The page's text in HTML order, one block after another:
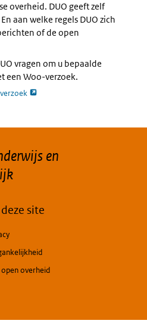
overheid. DUO geeft zelf
aan welke regels DUO zich
of de open
vragen om u bepaalde
een Woo-verzoek.
opent externe pagina
en
site
overheid